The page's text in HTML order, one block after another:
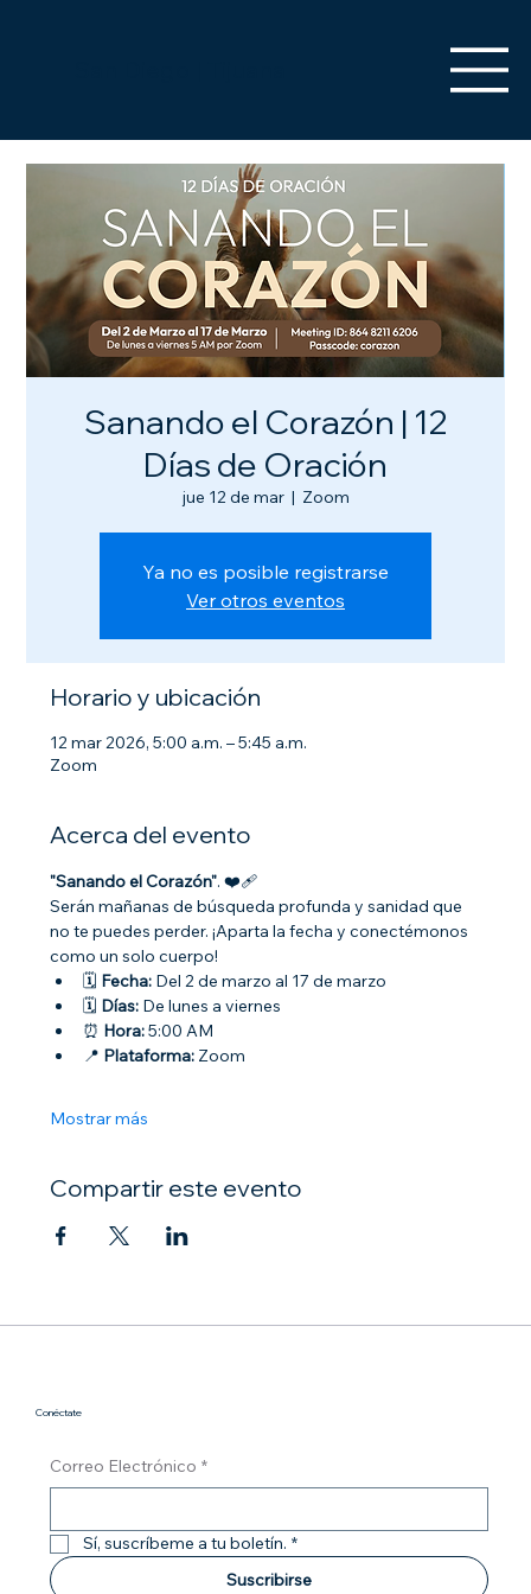
Sanando el Corazón | 12
Días de Oración
jue 12 de mar
  |
Zoom
Ya no es posible registrarse
Ver otros eventos
Horario y ubicación
12 mar 2026, 5:00 a.m. – 5:45 a.m.
Zoom
Acerca del evento
"Sanando el Corazón". ❤️‍🩹
Serán mañanas de búsqueda profunda y sanidad que
no te puedes perder. ¡Aparta la fecha y conectémonos
como un solo cuerpo!
🗓 Fecha: Del 2 de marzo al 17 de marzo
🗓 Días: De lunes a viernes
⏰ Hora: 5:00 AM
📍 Plataforma: Zoom
Mostrar más
Compartir este evento
Conéctate
Correo Electrónico *
Sí, suscríbeme a tu boletín. *
Suscribirse